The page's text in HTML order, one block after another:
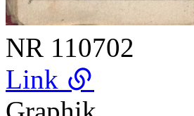
NR 110702
Link